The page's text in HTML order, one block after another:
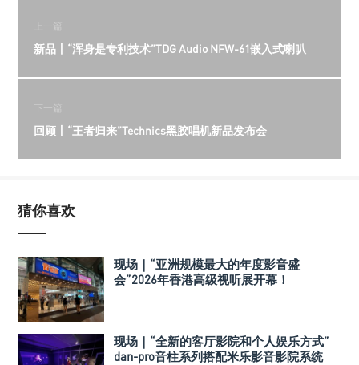
上一篇
新品丨“浑身是专利技术”TDG Audio NFW-61嵌入式喇叭
下一篇
回顾丨“王者归来”Technics黑胶唱机新品发布会
猜你喜欢
现场｜“亚洲规模最大的年度影音盛
会”2026年香港高级视听展开幕！
现场｜“全新的客厅影院和个人娱乐方式”
dan-pro音柱系列搭配米乐影音影院系统